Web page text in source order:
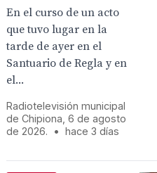
En el curso de un acto
que tuvo lugar en la
tarde de ayer en el
Santuario de Regla y en
el...
Radiotelevisión municipal
de Chipiona, 6 de agosto
de 2026.
• hace 3 días